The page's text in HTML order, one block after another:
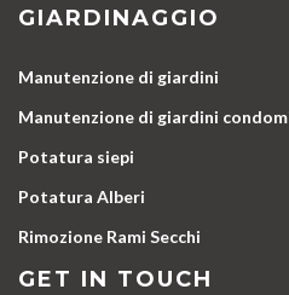
GIARDINAGGIO
Manutenzione di giardini
Manutenzione di giardini
Potatura siepi
Potatura Alberi
Rimozione Rami Secchi
GET IN TOUCH